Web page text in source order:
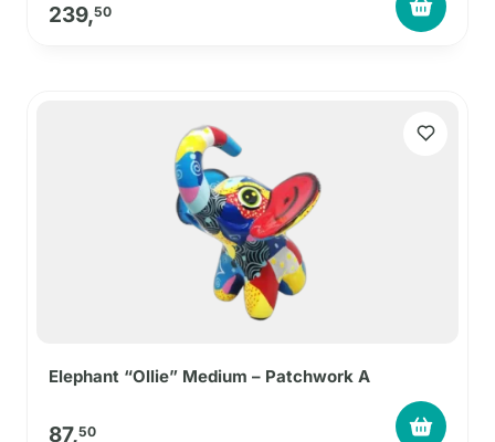
239,50
Elephant “Ollie” Medium – Patchwork A
87,50